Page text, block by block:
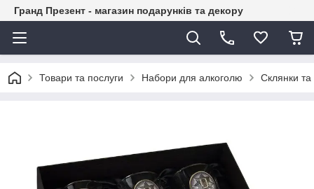
Гранд Презент - магазин подарунків та декору
Товари та послуги Набори для алкоголю Склянки та